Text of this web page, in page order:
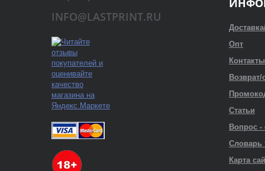
INFO@LASTPRINT.RU
Опт
Контакты
Статьи
Вопрос -
Словарь
Карта